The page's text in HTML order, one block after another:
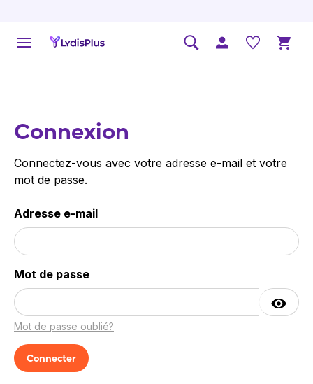
Connexion
Connectez-vous avec votre adresse e-mail et votre
mot de passe.
Adresse e-mail
Mot de passe
Mot de passe oublié?